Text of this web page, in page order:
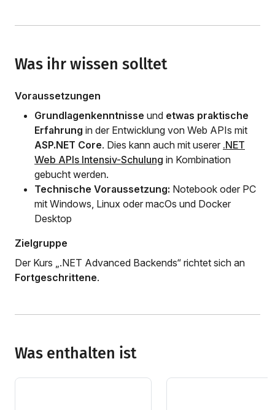
Was ihr wissen solltet
Voraussetzungen
Grundlagenkenntnisse und etwas praktische
Erfahrung in der Entwicklung von Web APIs mit
ASP.NET Core. Dies kann auch mit userer .NET
Web APIs Intensiv-Schulung in Kombination
gebucht werden.
Technische Voraussetzung: Notebook oder PC
mit Windows, Linux oder macOs und Docker
Desktop
Zielgruppe
Der Kurs „.NET Advanced Backends“ richtet sich an
Fortgeschrittene.
Was enthalten ist